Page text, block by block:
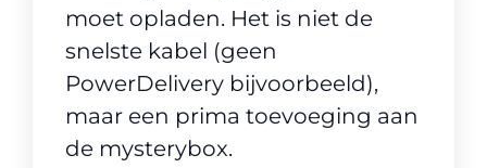
moet opladen. Het is niet de
snelste kabel (geen
PowerDelivery bijvoorbeeld),
maar een prima toevoeging aan
de mysterybox.